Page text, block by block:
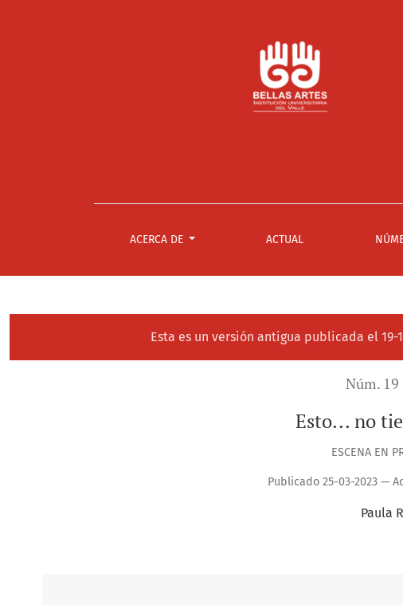
ACERCA DE ACTUAL
Esta es un versión antigua publicada el 19-
Núm. 19
Esto... no
ESCENA EN
Publicado 25-03-2023 —
Paula